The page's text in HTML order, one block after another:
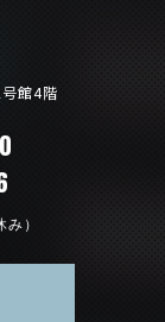
館4階
）